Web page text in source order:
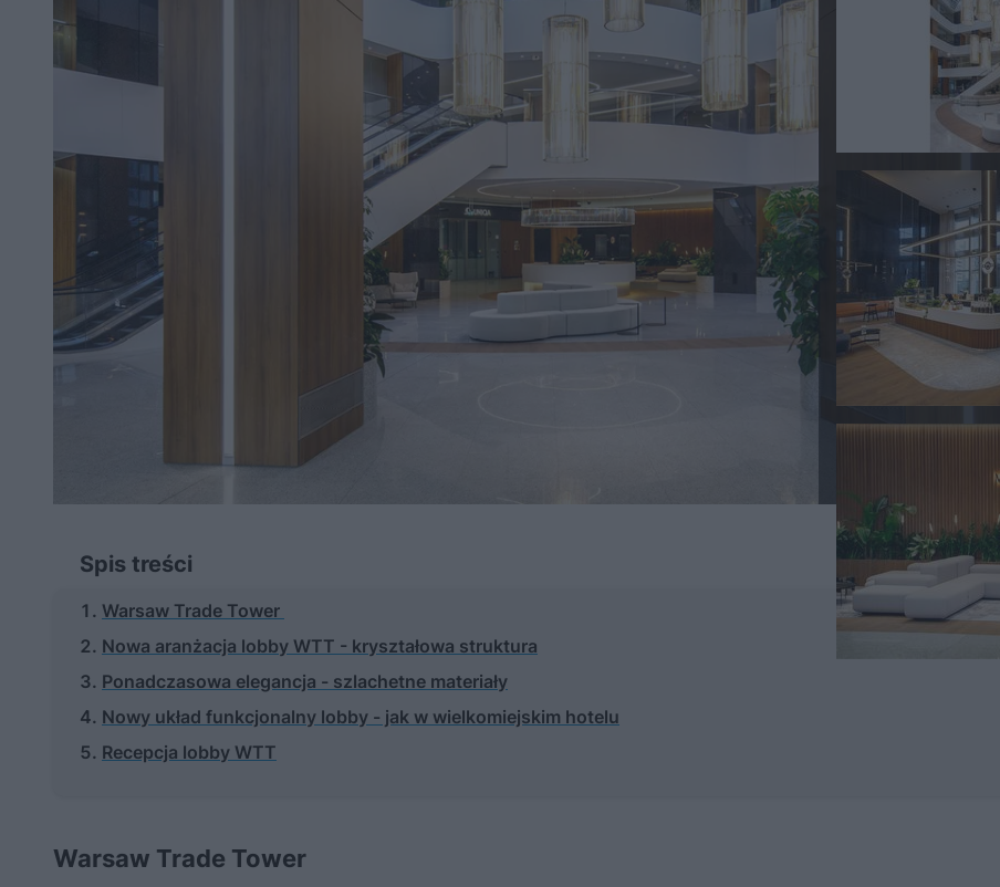
Spis treści
Warsaw Trade Tower
Nowa aranżacja lobby WTT - kryształowa struktura
Ponadczasowa elegancja - szlachetne materiały
Nowy układ funkcjonalny lobby - jak w wielkomiejskim hotelu
Recepcja lobby WTT
Warsaw Trade Tower